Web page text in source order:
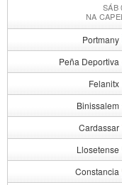
SÁB
NA
Portmany
Peña Deportiva
Felanitx
Binissalem
Cardassar
Llosetense
Constancia